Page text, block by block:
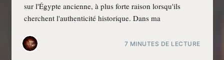
sur l'Égypte ancienne, à plus forte raison lorsqu'ils
cherchent l'authenticité historique. Dans ma
7 MINUTES DE LECTURE